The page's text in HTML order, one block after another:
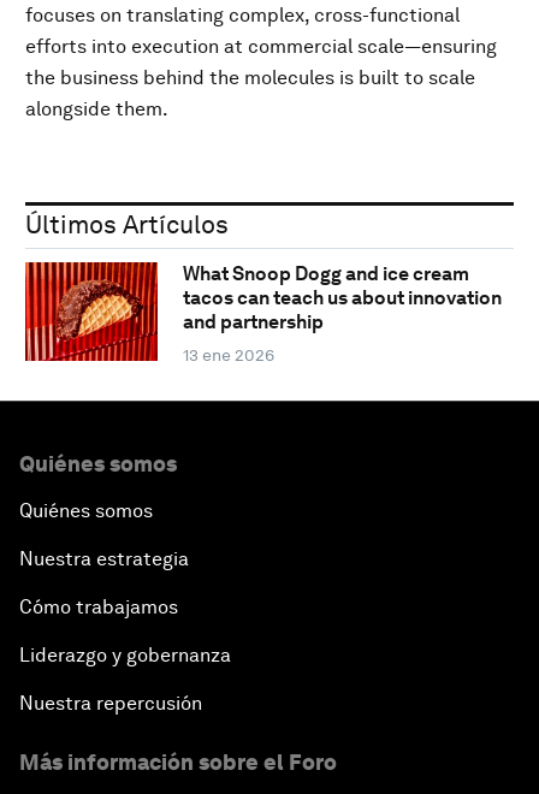
focuses on translating complex, cross-functional
efforts into execution at commercial scale—ensuring
the business behind the molecules is built to scale
alongside them.
Últimos Artículos
What Snoop Dogg and ice cream
tacos can teach us about innovation
and partnership
13 ene 2026
Quiénes somos
Quiénes somos
Nuestra estrategia
Cómo trabajamos
Liderazgo y gobernanza
Nuestra repercusión
Más información sobre el Foro